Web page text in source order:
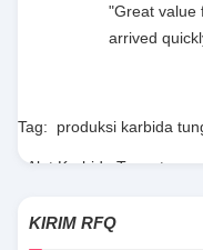
"Great value
arrived
Tag: produksi karbida
Alat Karbida Tungsten
KIRIM RFQ